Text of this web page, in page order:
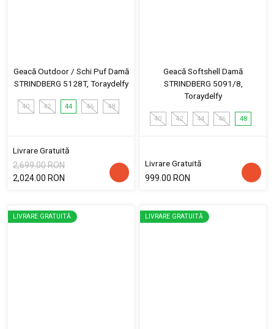
Geacă Outdoor / Schi Puf Damă
STRINDBERG 5128T, Toraydelfy
40 42 44 46 48
Livrare Gratuită
2,699.00 RON
2,024.00 RON
Geacă Softshell Damă
STRINDBERG 5091/8,
Toraydelfy
40 42 44 46 48
Livrare Gratuită
999.00 RON
LIVRARE GRATUITĂ LIVRARE GRATUITĂ